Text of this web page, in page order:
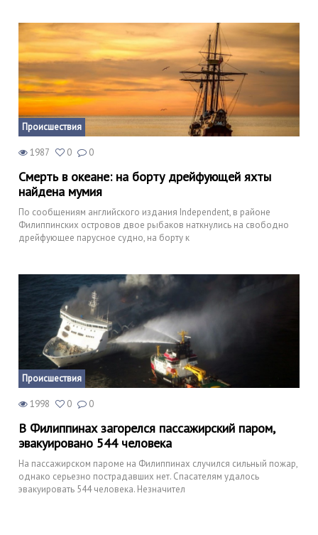
Происшествия
1987 0 0
Смерть в океане: на борту дрейфующей яхты
найдена мумия
По сообщениям английского издания Independent, в районе
Филиппинских островов двое рыбаков наткнулись на свободно
дрейфующее парусное судно, на борту к
Происшествия
1998 0 0
В Филиппинах загорелся пассажирский паром,
эвакуировано 544 человека
На пассажирском пароме на Филиппинах случился сильный пожар,
однако серьезно пострадавших нет. Спасателям удалось
эвакуировать 544 человека. Незначител